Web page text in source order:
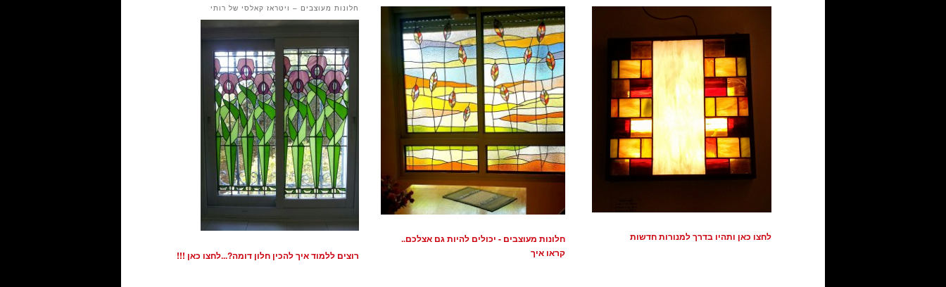
לחצו כאן ותהיו בדרך למנורות חדשות
חלונות מעוצבים - יכולים להיות גם אצלכם..
קראו איך
חלונות מעוצבים – ויטראז קאלסי של רותי
רוצים ללמוד איך להכין חלון דומה?...לחצו כאן !!!